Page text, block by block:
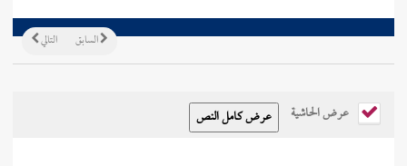
التالي السابق
عرض الحاشية